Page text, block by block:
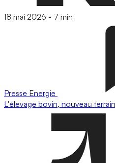
18 mai 2026 - 7 min
Presse Energie
L'élevage bovin, nouveau